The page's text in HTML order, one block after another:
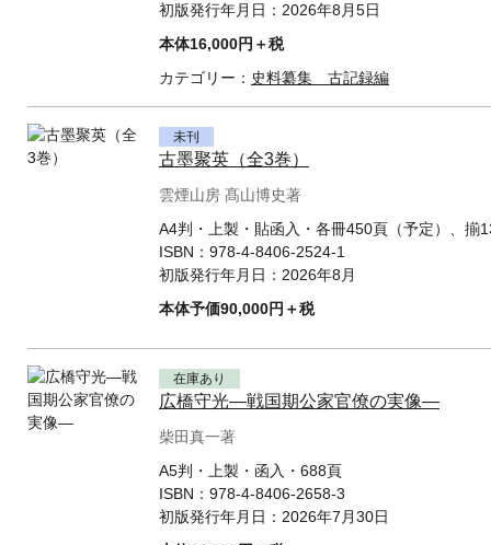
初版発行年月日： 2026年8月5日
本体16,000円＋税
カテゴリー： 史料纂集 古記録編
未刊
古墨聚英（全3巻）
雲煙山房 髙山博史著
A4判・上製・貼函入・各冊450頁（予定）、揃
ISBN： 978-4-8406-2524-1
初版発行年月日： 2026年8月
本体予価90,000円＋税
在庫あり
広橋守光—戦国期公家官僚の実像—
柴田真一著
A5判・上製・函入・688頁
ISBN： 978-4-8406-2658-3
初版発行年月日： 2026年7月30日